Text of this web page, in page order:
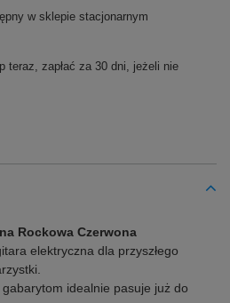
w sklepie stacjonarnym
teraz, zapłać za 30 dni, jeżeli nie
Rockowa Czerwona
elektryczna dla przyszłego
idealnie pasuje już do